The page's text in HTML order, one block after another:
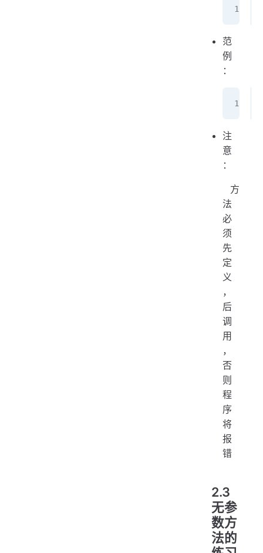
范
例
：
注
意
：
​ 方
法
必
须
先
定
义
，
后
调
用
，
否
则
程
序
将
报
错
2.3
无参
数方
法的